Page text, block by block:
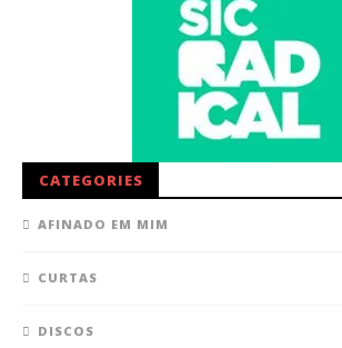
CATEGORIES
AFINADO EM MIM
CURTAS
DISCOS